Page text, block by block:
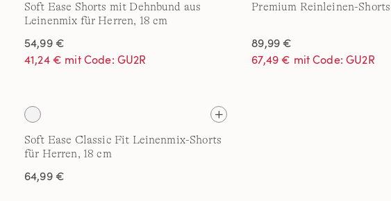
Soft Ease Shorts mit Dehnbund aus
Leinenmix für Herren, 18 cm
54,99 €
41,24 € mit Code: GU2R
Premium Reinleinen-Shorts
89,99 €
67,49 € mit Code: GU2R
Soft Ease Classic Fit Leinenmix-Shorts
für Herren, 18 cm
64,99 €